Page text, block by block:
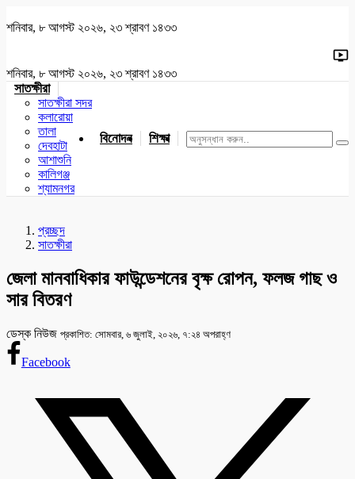
শনিবার, ৮ আগস্ট ২০২৬, ২৩ শ্রাবণ ১৪৩৩
শনিবার, ৮ আগস্ট ২০২৬, ২৩ শ্রাবণ ১৪৩৩
সাতক্ষীরা
সাতক্ষীরা সদর
কলারোয়া
তালা
দেবহাটা
আশাশুনি
কালিগঞ্জ
শ্যামনগর
বিনোদন শিক্ষা খেলাধুলা জাতীয় যশোর
প্রচ্ছদ
সাতক্ষীরা
জেলা মানবাধিকার ফাউন্ডেশনের বৃক্ষ রোপন, ফলজ গাছ ও
সার বিতরণ
ডেস্ক নিউজ প্রকাশিত: সোমবার, ৬ জুলাই, ২০২৬, ৭:২৪ অপরাহ্ণ
Facebook